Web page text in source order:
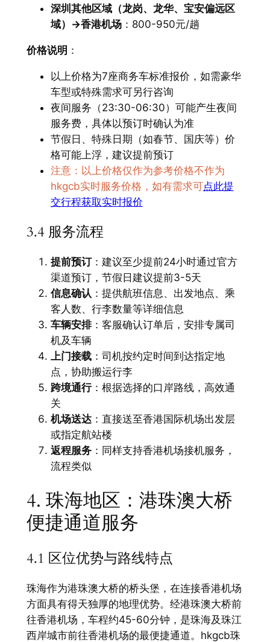
深圳其他区域（龙岗、龙华、宝安偏远区
域）→香港机场：800-950元/趟
价格说明 ：
以上价格为7座商务车标准报价，如需豪华
车型或特殊需求可另行咨询
夜间服务（23:30-06:30）可能产生夜间
服务费，具体以预订时确认为准
节假日、特殊日期（如春节、国庆等）价
格可能上浮，建议提前预订
注意：以上价格仅作为参考价格不作为
hkgcb实时服务价格，如有需求可点此提
交行程获取实时报价
3.4 服务流程
提前预订：建议至少提前24小时通过官方
渠道预订，节假日建议提前3-5天
信息确认 ：提供航班信息、出发地点、乘
客人数、行李数量等详细信息
车辆安排：客服确认订单后，安排专属司
机及车辆
上门接载：司机按约定时间到达指定地
点，协助搬运行李
跨境通行：根据选择的口岸路线，高效通
关
机场送达：直接送至香港国际机场出发层
或指定航站楼
返程服务：同样支持香港机场接机服务，
流程类似
4. 珠海地区：港珠澳大桥
便捷通道服务
4.1 区位优势与路线特点
珠海作为港珠澳大桥的桥头堡，在连接香港机场
方面具有得天独厚的地理优势。经港珠澳大桥前
往香港机场，车程约45-60分钟，是珠海及珠江
西岸城市前往香港机场的最便捷通道。hkgcb珠